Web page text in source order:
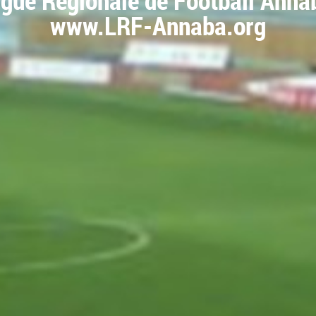
www.LRF-Annaba.org